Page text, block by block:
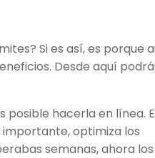
Si es así, es porque
Desde aquí
posible hacerla en línea.
optimiza los
semanas, ahora